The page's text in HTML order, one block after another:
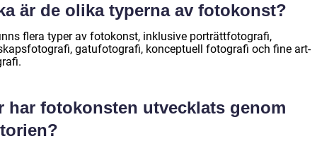
är de olika typerna av fotokonst?
flera typer av fotokonst, inklusive porträttfotografi,
gatufotografi, konceptuell fotografi och fine art-
har fotokonsten utvecklats genom